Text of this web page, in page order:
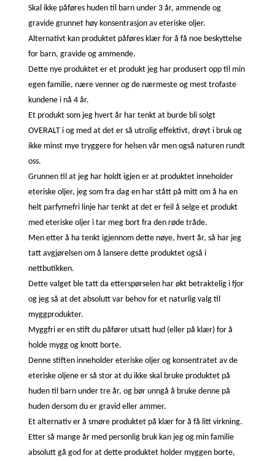
Skal ikke påføres huden til barn under 3 år, ammende og
gravide grunnet høy konsentrasjon av eteriske oljer.
Alternativt kan produktet påføres klær for å få noe beskyttelse
for barn, gravide og ammende.
Dette nye produktet er et produkt jeg har produsert opp til min
egen familie, nære venner og de nærmeste og mest trofaste
kundene i nå 4 år.
Et produkt som jeg hvert år har tenkt at burde bli solgt
OVERALT i og med at det er så utrolig effektivt, drøyt i bruk og
ikke minst mye tryggere for helsen vår men også naturen rundt
oss.
Grunnen til at jeg har holdt igjen er at produktet inneholder
eteriske oljer, jeg som fra dag en har stått på mitt om å ha en
helt parfymefri linje har tenkt at det er feil å selge et produkt
med eteriske oljer i tar meg bort fra den røde tråde.
Men etter å ha tenkt igjennom dette nøye, hvert år, så har jeg
tatt avgjørelsen om å lansere dette produktet også i
nettbutikken.
Dette valget ble tatt da etterspørselen har økt betraktelig i fjor
og jeg så at det absolutt var behov for et naturlig valg til
myggprodukter.
Myggfri er en stift du påfører utsatt hud (eller på klær) for å
holde mygg og knott borte.
Denne stiften inneholder eteriske oljer og konsentratet av de
eteriske oljene er så stor at du ikke skal bruke produktet på
huden til barn under tre år, og bør unngå å bruke denne på
huden dersom du er gravid eller ammer.
Et alternativ er å smøre produktet på klær for å få litt virkning.
Etter så mange år med personlig bruk kan jeg og min familie
absolutt gå god for at dette produktet holder myggen borte,